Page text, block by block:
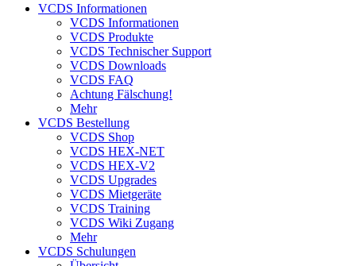
VCDS Informationen
VCDS Informationen
VCDS Produkte
VCDS Technischer Support
VCDS Downloads
VCDS FAQ
Achtung Fälschung!
Mehr
VCDS Bestellung
VCDS Shop
VCDS HEX-NET
VCDS HEX-V2
VCDS Upgrades
VCDS Mietgeräte
VCDS Training
VCDS Wiki Zugang
Mehr
VCDS Schulungen